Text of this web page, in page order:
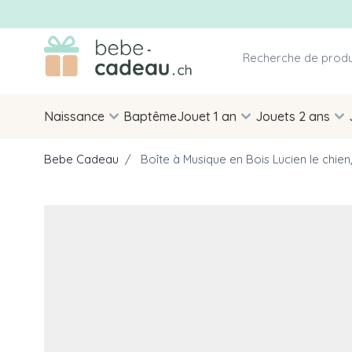
Allez au contenu
Naissance BaptêmeJouet 1 an Jouets 2 ans
Bebe Cadeau / Boîte à Musique en Bois Lucien le